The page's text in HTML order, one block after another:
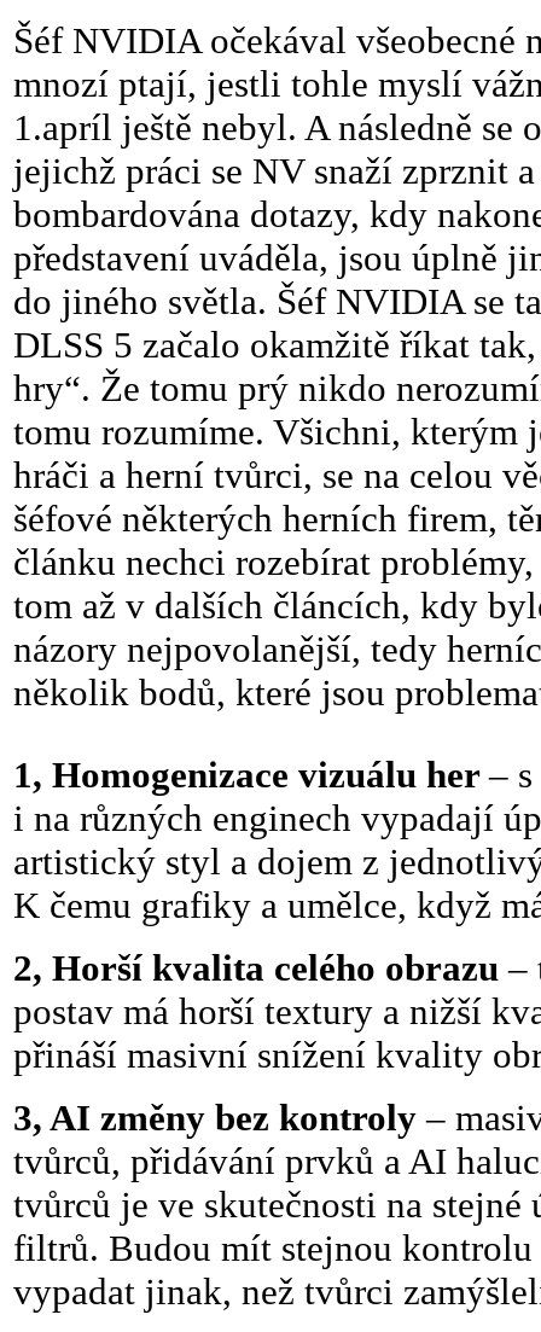
Šéf NVIDIA očekával všeobecné
mnozí ptají, jestli tohle myslí
1.apríl ještě nebyl. A následně
jejichž práci se NV snaží zprznit
bombardována dotazy, kdy
představení uváděla, jsou úplně
do jiného světla. Šéf NVIDIA se
DLSS 5 začalo okamžitě říkat
hry“. Že tomu prý nikdo
tomu rozumíme. Všichni, kterým
hráči a herní tvůrci, se na celou
šéfové některých herních firem,
článku nechci rozebírat
tom až v dalších článcích, kdy
názory nejpovolanější, tedy
několik bodů, které jsou
1, Homogenizace vizuálu her–
i na různých enginech vypadají
artistický styl a dojem z
K čemu grafiky a umělce, když
2, Horší kvalita celého obrazu –
postav má horší textury a nižší
přináší masivní snížení kvality
3, AI změny bez kontroly –
tvůrců, přidávání prvků a AI
tvůrců je ve skutečnosti na
filtrů. Budou mít stejnou
vypadat jinak, než tvůrci